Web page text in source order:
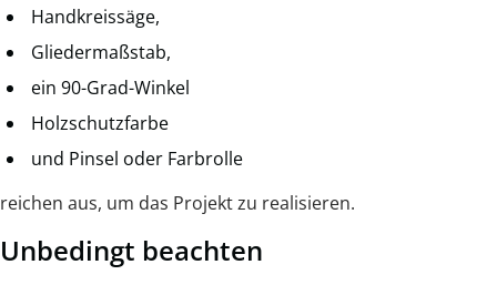
Handkreissäge,
Gliedermaßstab,
ein 90-Grad-Winkel
Holzschutzfarbe
und Pinsel oder Farbrolle
reichen aus, um das Projekt zu realisieren.
Unbedingt beachten